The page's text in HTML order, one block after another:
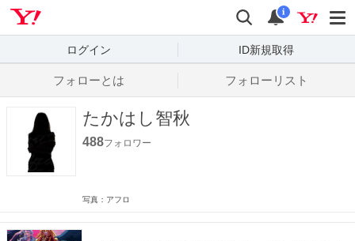
検索
通知
i
ログイン ID新規取得
フォローとは フォローリスト
たかはし智秋
488フォロワー
写真：アフロ